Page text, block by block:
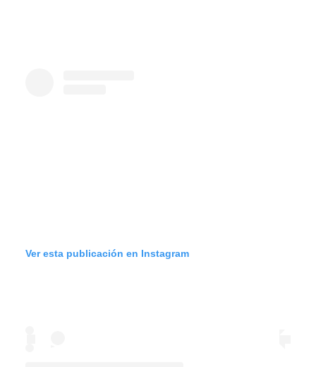
Ver esta publicación en Instagram